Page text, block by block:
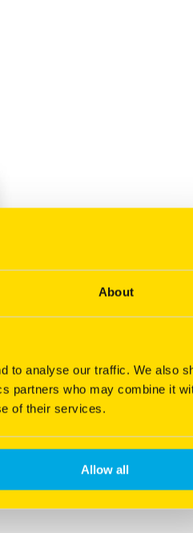
About
to analyse our traffic. We also
partners who may combine it
of their services.
Allow all